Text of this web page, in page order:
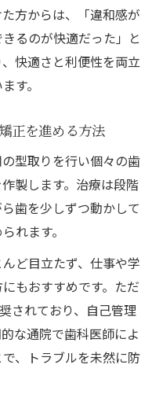
わかるマウスピース
体験談と目安を紹介
ピース治療の流れ
年で終わるか実例を
正期間を徹底解説
左右するポイント
わかる期間の違い
医院の選び方のポイ
山線沿線で受ける方
しっかり解消しよ
方からは、「違和感が
るのが快適だった」と
快適さと利便性を両立
す。
正を進める方法
型取りを行い個々の歯
製します。治療は段階
歯を少しずつ動かして
れます。
ど目立たず、仕事や学
もおすすめです。ただ
されており、自己管理
な通院で歯科医師によ
、トラブルを未然に防